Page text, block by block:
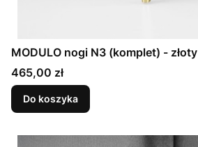
MODULO nogi N3 (komplet) - złoty
Cena
465,00 zł
Do koszyka